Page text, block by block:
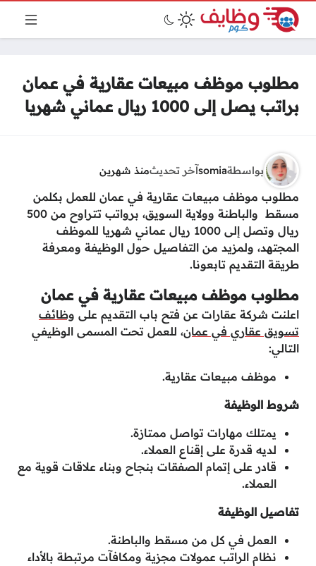
مطلوب موظف مبيعات عقارية في عمان
براتب يصل إلى 1000 ريال عماني شهريا
بواسطةsomiaآخر تحديثمنذ شهرين
مطلوب موظف مبيعات عقارية في عمان للعمل بكلمن
مسقط والباطنة وولاية السويق، برواتب تتراوح من 500
ريال وتصل إلى 1000 ريال عماني شهريا للموظف
المجتهد، ولمزيد من التفاصيل حول الوظيفة ومعرفة
طريقة التقديم تابعونا.
مطلوب موظف مبيعات عقارية في عمان
اعلنت شركة عقارات عن فتح باب التقديم على وظائف
تسويق عقاري في عمان، للعمل تحت المسمى الوظيفي
التالي:
موظف مبيعات عقارية.
شروط الوظيفة
يمتلك مهارات تواصل ممتازة.
لديه قدرة على إقناع العملاء.
قادر على إتمام الصفقات بنجاح وبناء علاقات قوية مع
العملاء.
تفاصيل الوظيفة
العمل في كل من مسقط والباطنة.
نظام الراتب عمولات مجزية ومكافآت مرتبطة بالأداء